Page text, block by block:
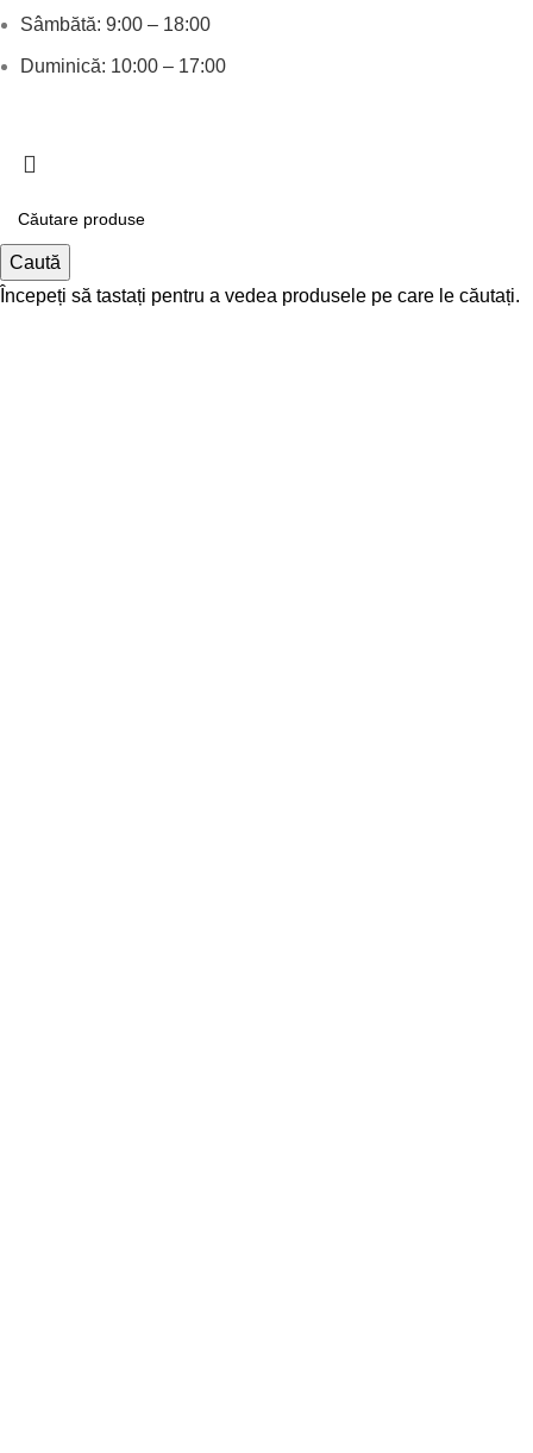
Sâmbătă: 9:00 – 18:00
Duminică: 10:00 – 17:00
Caută
Începeți să tastați pentru a vedea produsele pe care le căutați.